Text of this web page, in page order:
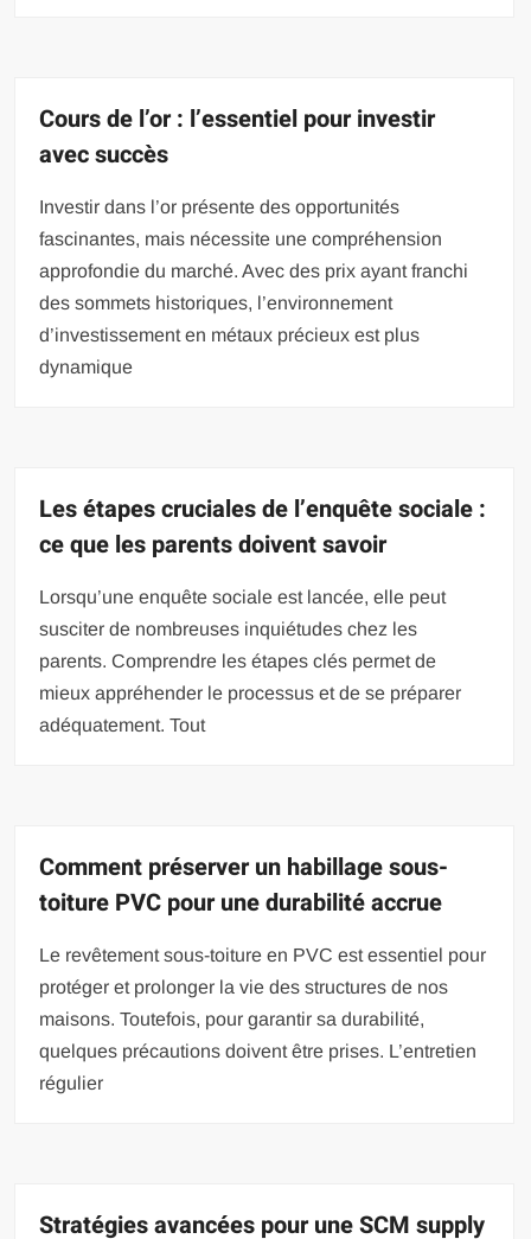
Cours de l’or : l’essentiel pour investir
avec succès
Investir dans l’or présente des opportunités
fascinantes, mais nécessite une compréhension
approfondie du marché. Avec des prix ayant franchi
des sommets historiques, l’environnement
d’investissement en métaux précieux est plus
dynamique
Les étapes cruciales de l’enquête sociale :
ce que les parents doivent savoir
Lorsqu’une enquête sociale est lancée, elle peut
susciter de nombreuses inquiétudes chez les
parents. Comprendre les étapes clés permet de
mieux appréhender le processus et de se préparer
adéquatement. Tout
Comment préserver un habillage sous-
toiture PVC pour une durabilité accrue
Le revêtement sous-toiture en PVC est essentiel pour
protéger et prolonger la vie des structures de nos
maisons. Toutefois, pour garantir sa durabilité,
quelques précautions doivent être prises. L’entretien
régulier
Stratégies avancées pour une SCM supply